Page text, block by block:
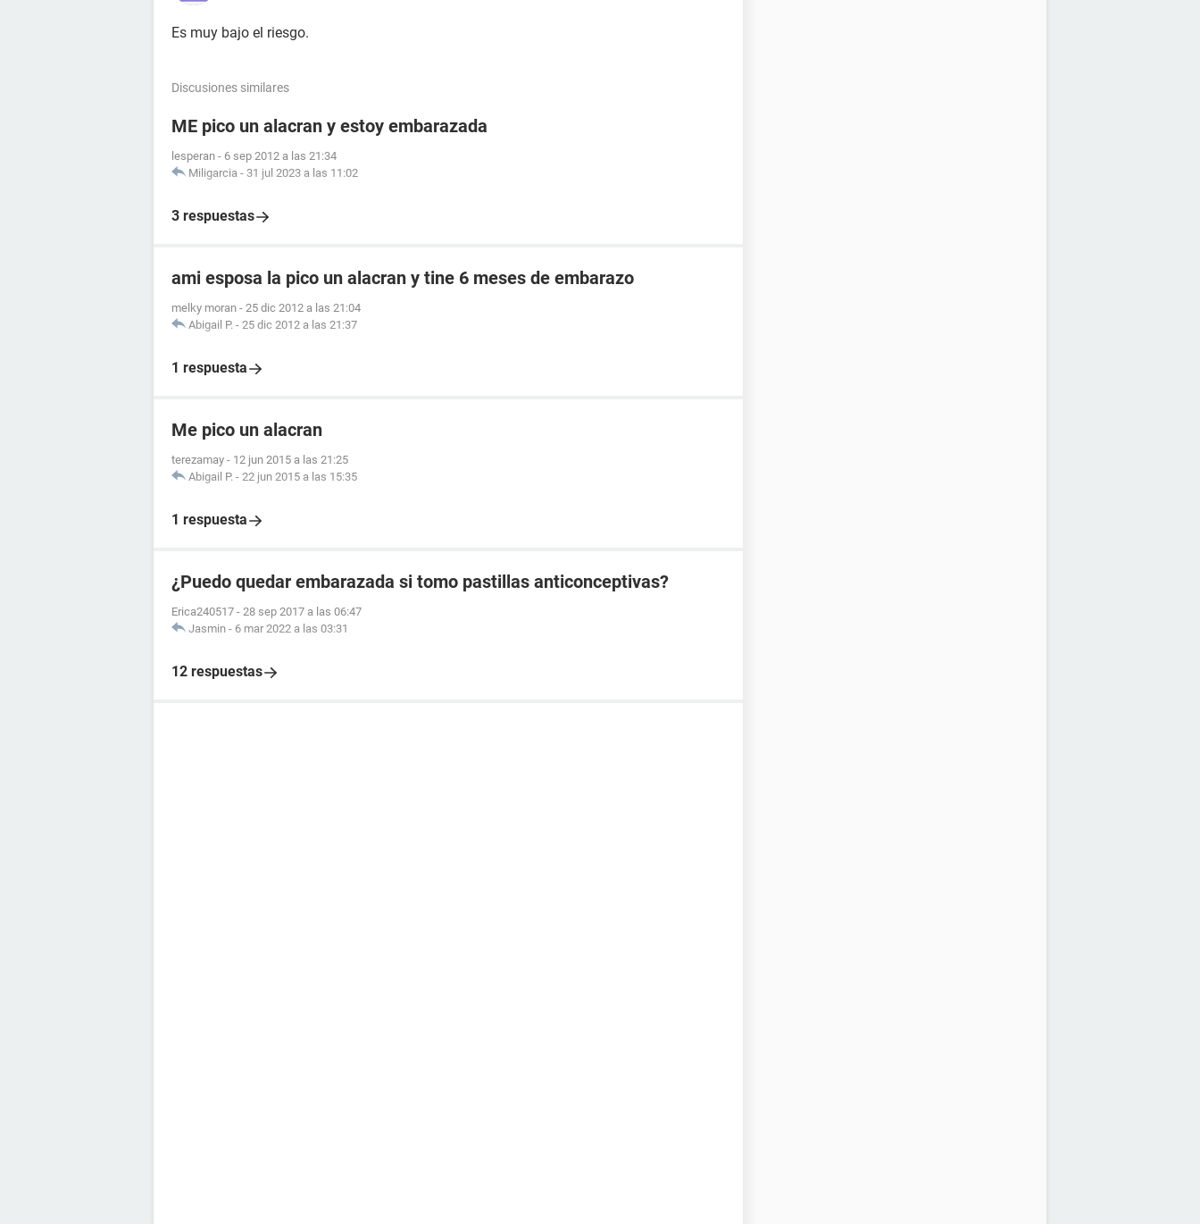
Es muy bajo el riesgo.
Discusiones similares
ME pico un alacran y estoy embarazada
lesperan - 6 sep 2012 a las 21:34
Miligarcia - 31 jul 2023 a las 11:02
3 respuestas
ami esposa la pico un alacran y tine 6 meses de embarazo
melky moran - 25 dic 2012 a las 21:04
Abigail P. - 25 dic 2012 a las 21:37
1 respuesta
Me pico un alacran
terezamay - 12 jun 2015 a las 21:25
Abigail P. - 22 jun 2015 a las 15:35
1 respuesta
¿Puedo quedar embarazada si tomo pastillas anticonceptivas?
Erica240517 - 28 sep 2017 a las 06:47
Jasmin - 6 mar 2022 a las 03:31
12 respuestas